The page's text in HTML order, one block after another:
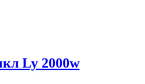
Ly 2000w